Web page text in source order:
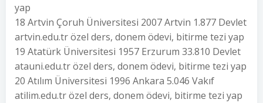
yap
18 Artvin Çoruh Üniversitesi 2007 Artvin 1.877 Devlet
artvin.edu.tr özel ders, donem ödevi, bitirme tezi yap
19 Atatürk Üniversitesi 1957 Erzurum 33.810 Devlet
atauni.edu.tr özel ders, donem ödevi, bitirme tezi yap
20 Atılım Üniversitesi 1996 Ankara 5.046 Vakıf
atilim.edu.tr özel ders, donem ödevi, bitirme tezi yap